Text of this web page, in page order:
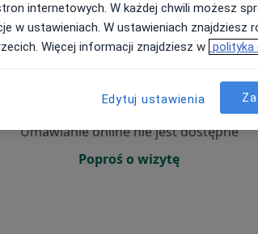
Ndz, Pon,
Umawianie online nie jest dostępne
Poproś o wizytę
internetowych. W każdej chwili możesz
w ustawieniach. W ustawieniach znajdziesz
Więcej informacji znajdziesz w polityka
Edytuj ustawienia